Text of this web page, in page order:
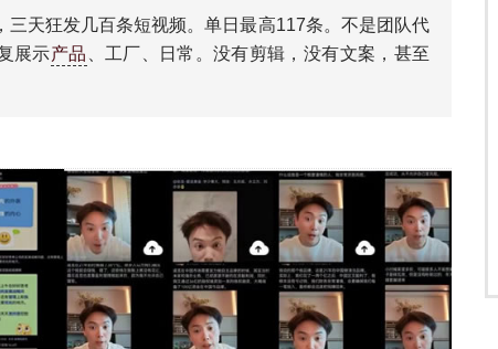
三天狂发几百条短视频。单日最高117条。不是团队代
展示产品 、工厂、日常。没有剪辑，没有文案，甚至